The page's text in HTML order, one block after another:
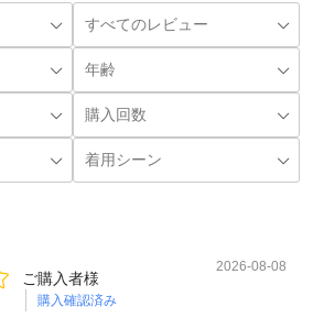
ご購入者様
購入確認済み
2026-08-08